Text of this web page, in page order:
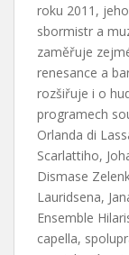
roku 2011,
sbormistr a
zaměřuje
renesance a
rozšiřuje i o
programech
Orlanda di
Scarlattiho,
Dismase
Lauridsena,
Ensemble
capella,